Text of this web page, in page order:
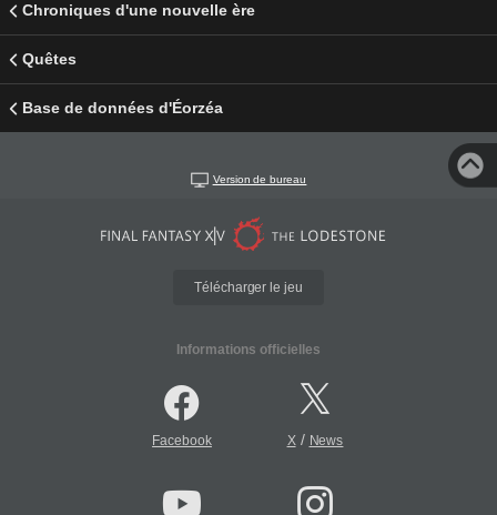
Chroniques d'une nouvelle ère
Quêtes
Base de données d'Éorzéa
Version de bureau
Télécharger le jeu
Informations officielles
Facebook X/ News